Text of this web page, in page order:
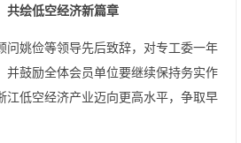
共绘低空经济新篇章
问姚俭等领导先后致辞，对专工委一年
并鼓励全体会员单位要继续保持务实作
江低空经济产业迈向更高水平，争取早